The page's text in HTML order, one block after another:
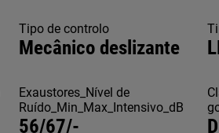
Tipo de controlo
Mecânico deslizante
Exaustores_Nível de
Ruído_Min_Max_Intensivo_dB
56/67/- D